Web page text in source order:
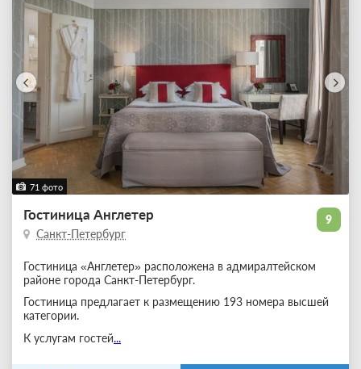
71 фото
9
Гостиница Англетер
Санкт-Петербург
Гостиница «Англетер» расположена в адмиралтейском
районе города Санкт-Петербург.
Гостиница предлагает к размещению 193 номера высшей
категории.
К услугам гостей...